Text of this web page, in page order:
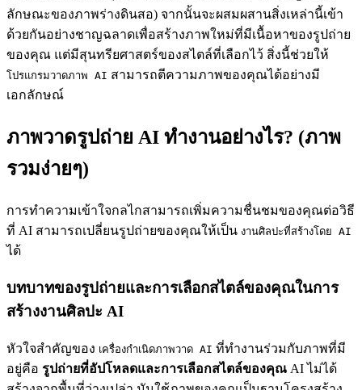
ลักษณะของภาพร่างดินสอ) จากนั้นจะผสมผสานสิ่งเหล่านี้เข้า
ด้วยกันอย่างชาญฉลาดเพื่อสร้างภาพใหม่ที่มีเนื้อหาของรูปถ่าย
ของคุณ แต่มีสุนทรียศาสตร์ของสไตล์ที่เลือกไว้ สิ่งนี้ช่วยให้
โปรแกรมวาดภาพ AI สามารถตีความภาพของคุณได้อย่างมี
เอกลักษณ์
ภาพวาดรูปถ่าย AI ทำงานอย่างไร? (ภาพ
รวมง่ายๆ)
การทำความเข้าใจกลไกสามารถเพิ่มความชื่นชมของคุณต่อวิธี
ที่ AI สามารถเปลี่ยนรูปถ่ายของคุณให้เป็น งานศิลปะที่สร้างโดย AI
ได้
บทบาทของรูปถ่ายและการเลือกสไตล์ของคุณในการ
สร้างงานศิลปะ AI
หัวใจสำคัญของ เครื่องกำเนิดภาพวาด AI ที่ทำงานร่วมกับภาพที่มี
อยู่คือ รูปถ่ายที่อัปโหลดและการเลือกสไตล์ของคุณ AI ไม่ได้